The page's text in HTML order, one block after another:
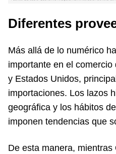
Diferentes
Más allá de lo numérico
importante en el
y Estados Unidos,
importaciones. Los lazos
geográfica y los hábitos
imponen tendencias que
De esta manera, mientras